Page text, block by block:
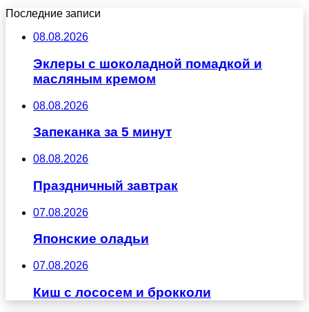
Последние записи
08.08.2026
Эклеры с шоколадной помадкой и
масляным кремом
08.08.2026
Запеканка за 5 минут
08.08.2026
Праздничный завтрак
07.08.2026
Японские оладьи
07.08.2026
Киш с лососем и брокколи